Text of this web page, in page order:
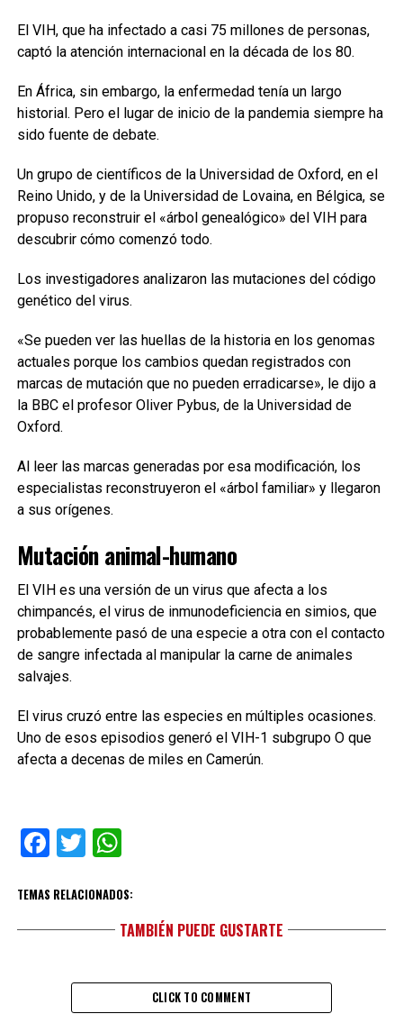
El VIH, que ha infectado a casi 75 millones de personas,
captó la atención internacional en la década de los 80.
En África, sin embargo, la enfermedad tenía un largo
historial. Pero el lugar de inicio de la pandemia siempre ha
sido fuente de debate.
Un grupo de científicos de la Universidad de Oxford, en el
Reino Unido, y de la Universidad de Lovaina, en Bélgica, se
propuso reconstruir el «árbol genealógico» del VIH para
descubrir cómo comenzó todo.
Los investigadores analizaron las mutaciones del código
genético del virus.
«Se pueden ver las huellas de la historia en los genomas
actuales porque los cambios quedan registrados con
marcas de mutación que no pueden erradicarse», le dijo a
la BBC el profesor Oliver Pybus, de la Universidad de
Oxford.
Al leer las marcas generadas por esa modificación, los
especialistas reconstruyeron el «árbol familiar» y llegaron
a sus orígenes.
Mutación animal-humano
El VIH es una versión de un virus que afecta a los
chimpancés, el virus de inmunodeficiencia en simios, que
probablemente pasó de una especie a otra con el contacto
de sangre infectada al manipular la carne de animales
salvajes.
El virus cruzó entre las especies en múltiples ocasiones.
Uno de esos episodios generó el VIH-1 subgrupo O que
afecta a decenas de miles en Camerún.
Facebook
TwitterWhatsApp
TEMAS RELACIONADOS:
TAMBIÉN PUEDE GUSTARTE
CLICK TO COMMENT